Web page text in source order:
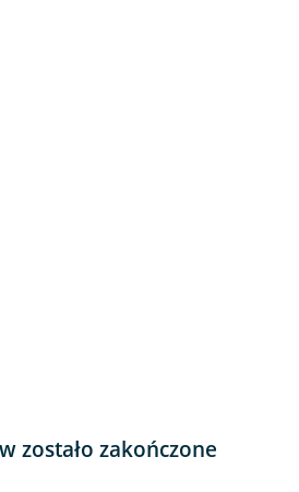
zostało zakończone